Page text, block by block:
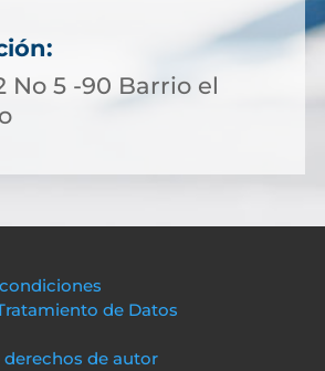
No 5 -90 Barrio el
de Datos
derechos de autor